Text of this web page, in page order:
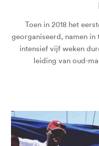
Toen in 2018 het
georganiseerd, namen in
intensief vijf weken
leiding van oud-